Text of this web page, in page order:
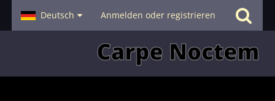
Hilfe
Deutsch Anmelden oder registrieren